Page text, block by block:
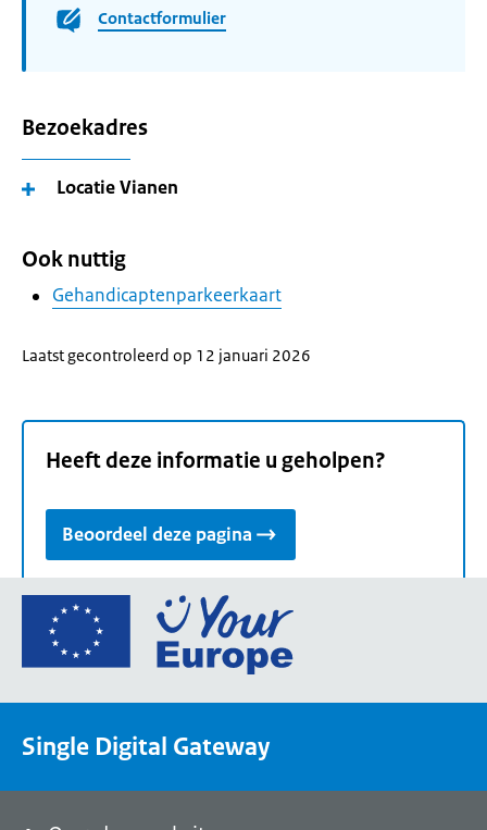
Contactformulier
Bezoekadres
Locatie Vianen
Ook nuttig
Gehandicaptenparkeerkaart
Laatst gecontroleerd op 12 januari 2026
Heeft deze informatie u geholpen?
Beoordeel deze pagina
Ga
de
een
Single Digital Gateway